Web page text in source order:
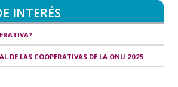
INTERÉS
DE LAS COOPERATIVAS DE LA ONU 2025